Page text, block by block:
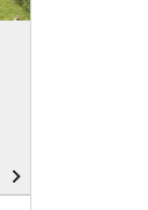
navigate_next